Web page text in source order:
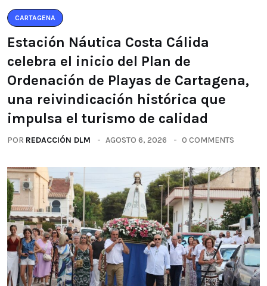
CARTAGENA
Estación Náutica Costa Cálida
celebra el inicio del Plan de
Ordenación de Playas de Cartagena,
una reivindicación histórica que
impulsa el turismo de calidad
POR REDACCIÓN DLM AGOSTO 6, 2026 0 COMMENTS